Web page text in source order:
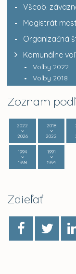
Všeob.
Magistrát
Organizačná
Komunálne
Voľby 2022
Voľby 2018
Zoznam
2022
2026
2018
2022
1994
1998
1991
1994
Zdieľať